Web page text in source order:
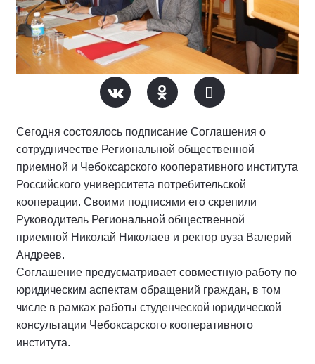
Сегодня состоялось подписание Соглашения о
сотрудничестве Региональной общественной
приемной и Чебоксарского кооперативного института
Российского университета потребительской
кооперации. Своими подписями его скрепили
Руководитель Региональной общественной
приемной Николай Николаев и ректор вуза Валерий
Андреев.
Соглашение предусматривает совместную работу по
юридическим аспектам обращений граждан, в том
числе в рамках работы студенческой юридической
консультации Чебоксарского кооперативного
института.